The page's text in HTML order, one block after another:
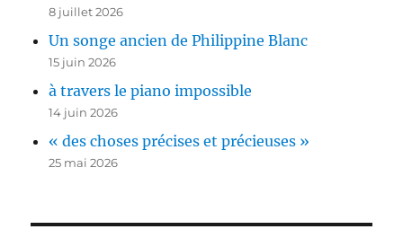
8 juillet 2026
Un songe ancien de Philippine Blanc
15 juin 2026
à travers le piano impossible
14 juin 2026
« des choses précises et précieuses »
25 mai 2026